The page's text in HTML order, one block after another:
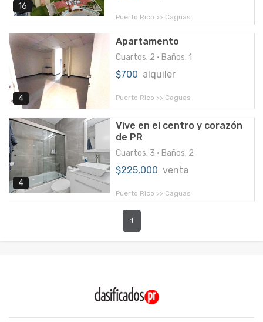
16
Puerto Rico >> Caguas
4
Apartamento
Cuartos: 2 • Baños: 1
$700 alquiler
Puerto Rico >> Caguas
4
Vive en el centro y corazón
de PR
Cuartos: 3 • Baños: 2
$225,000 venta
Puerto Rico >> Caguas
1